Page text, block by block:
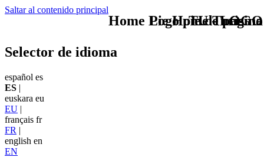
Saltar al contenido principal
TU - LOGO
Selector de idioma
español es
ES |
euskara eu
EU |
français fr
FR |
english en
EN
Home Logo pie de página
Pie Home Turismo